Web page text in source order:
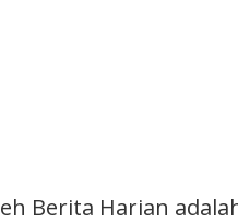
Berita Harian